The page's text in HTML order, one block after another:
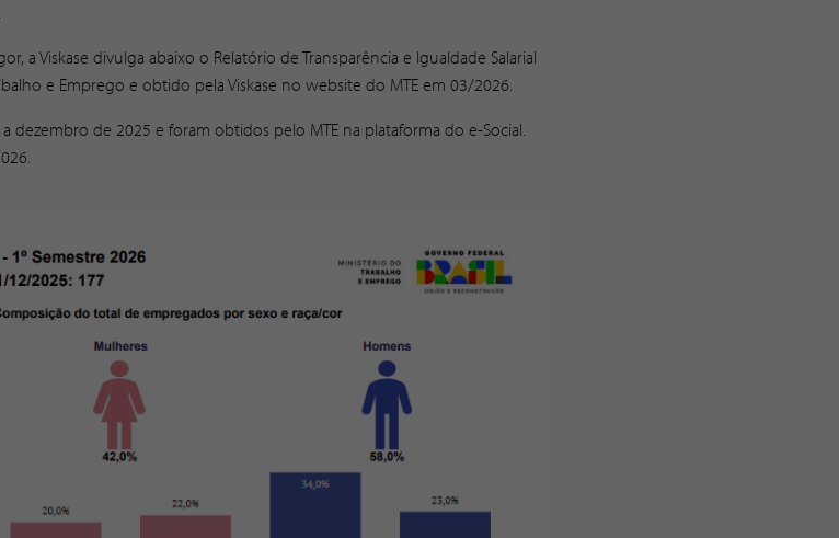
Viskase divulga abaixo o Relatório de Transparência e Igualdade Salarial
e Emprego e obtido pela Viskase no website do MTE em 03/2026.
dezembro de 2025 e foram obtidos pelo MTE na plataforma do e-Social.